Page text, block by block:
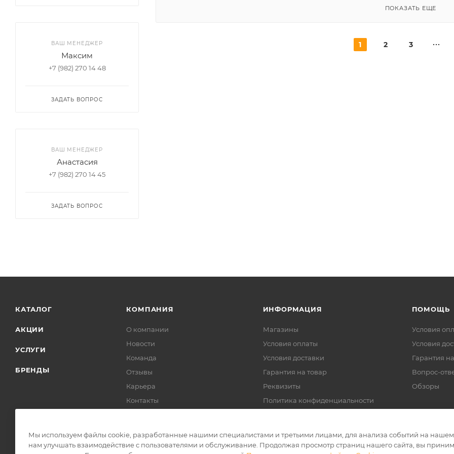
ПОКАЗАТЬ ЕЩЕ
1 2 3
ВАШ МЕНЕДЖЕР
Максим
+7 (982) 270 14 48
ЗАДАТЬ ВОПРОС
ВАШ МЕНЕДЖЕР
Анастасия
+7 (982) 270 14 45
ЗАДАТЬ ВОПРОС
КАТАЛОГ
АКЦИИ
УСЛУГИ
БРЕНДЫ
КОМПАНИЯ
О компании
Новости
Команда
Отзывы
Карьера
Контакты
Документы
ИНФОРМАЦИЯ
Магазины
Условия оплаты
Условия доставки
Гарантия на товар
Реквизиты
Политика конфиденциальности
ПОМОЩЬ
Условия
Условия
Гарантия
Вопрос-
Обзоры
Мы используем файлы cookie, разработанные нашими специалистами и третьими лицами, для анализа событий на нашем
нам улучшать взаимодействие с пользователями и обслуживание. Продолжая просмотр страниц нашего сайта, вы